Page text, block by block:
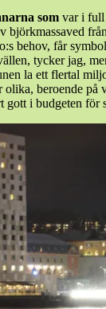
som var i full
björkmassaved
behov, får
tycker jag,
la ett flertal
olika, beroende på
gott i budgeten för